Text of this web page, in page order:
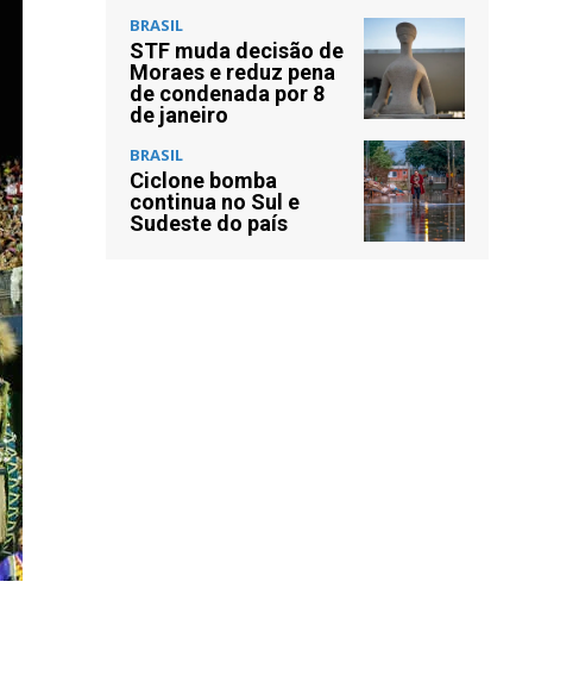
BRASIL
STF muda decisão de
Moraes e reduz pena
de condenada por 8
de janeiro
BRASIL
Ciclone bomba
continua no Sul e
Sudeste do país